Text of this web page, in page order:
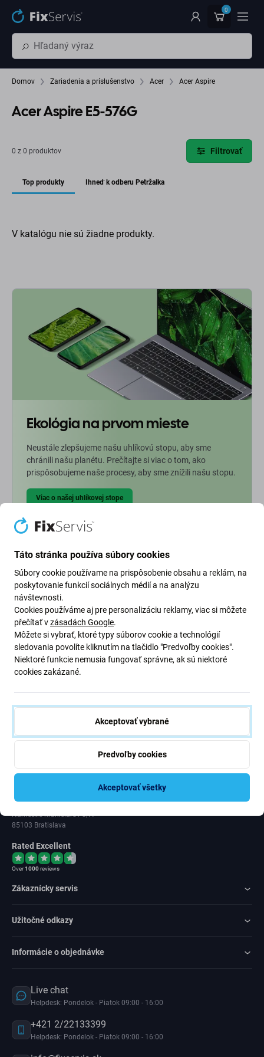
Preskočiť na hlavný obsah 0
Domov Zariadenia a príslušenstvo Acer Acer Aspire
Acer Aspire E5-576G
0 z 0 produktov Filtrovať
Top produkty Ihneď k odberu Petržalka
V katalógu nie sú žiadne produkty.
Ekológia na prvom mieste
Neustále zlepšujeme našu uhlíkovú stopu, aby sme
chránili našu planétu. Prečítajte si viac o tom, ako
prispôsobujeme naše procesy, aby sme znížili našu stopu.
Viac o našej uhlíkovej stope
Prihláste sa na odber newslettera ohľadom zliav a noviniek z našej
ponuky.
Odoslaním tohto formulára potvrdzujem, že mám viac ako 16
rokov.
Odoberať
ID: 47 019 948
Námestie hraničiarov 6/A
85103 Bratislava
Rated Excellent
Over1000reviews
Zákaznícky servis
Užitočné odkazy
Informácie o objednávke
Live chat
Helpdesk: Pondelok - Piatok 09:00 - 16:00
+421 2/22133399
Helpdesk: Pondelok - Piatok 09:00 - 16:00
Táto stránka používa súbory cookies
Súbory cookie používame na prispôsobenie obsahu a reklám, na
poskytovanie funkcií sociálnych médií a na analýzu
návštevnosti.
Cookies používáme aj pre personalizáciu reklamy, viac si môžete
přečítať vzásadách Google.
Môžete si vybrať, ktoré typy súborov cookie a technológií
sledovania povolíte kliknutím na tlačidlo "Predvoľby cookies".
Niektoré funkcie nemusia fungovať správne, ak sú niektoré
cookies zakázané.
Akceptovať vybrané
Predvoľby cookies
Akceptovať všetky